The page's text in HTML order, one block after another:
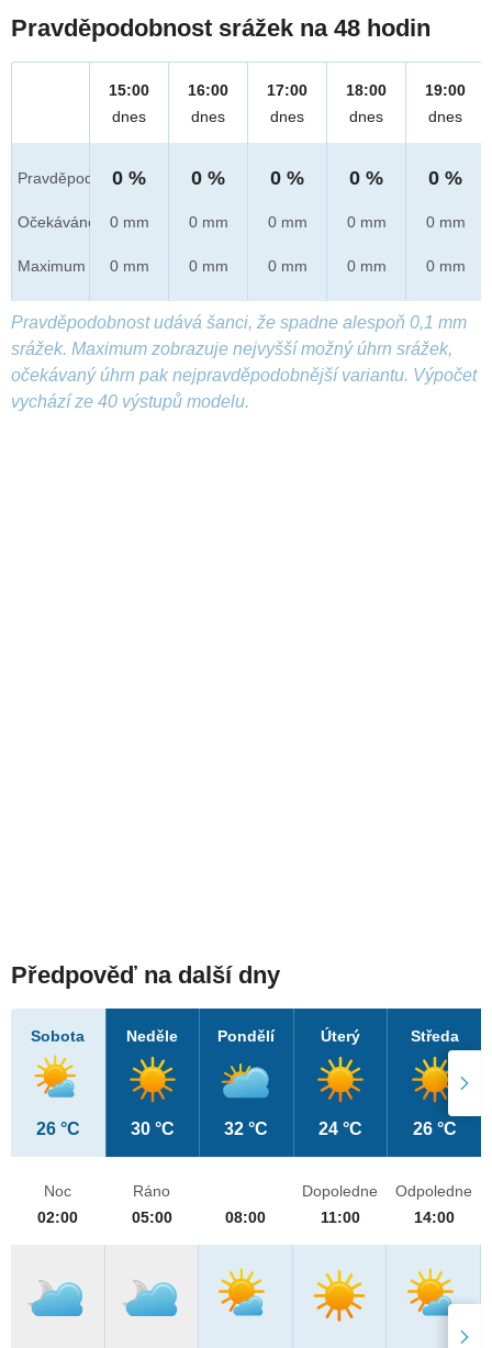
Pravděpodobnost srážek na 48 hodin
Pravděpod.
Očekáváno
Maximum
15:00
dnes
0 %
0 mm
0 mm
16:00
dnes
0 %
0 mm
0 mm
17:00
dnes
0 %
0 mm
0 mm
18:00
dnes
0 %
0 mm
0 mm
19:00
dnes
0 %
0 mm
0 mm
Pravděpodobnost udává šanci, že spadne alespoň 0,1 mm
srážek. Maximum zobrazuje nejvyšší možný úhrn srážek,
očekávaný úhrn pak nejpravděpodobnější variantu. Výpočet
vychází ze 40 výstupů modelu.
Předpověď na další dny
Sobota
26 °C
Neděle
30 °C
Pondělí
32 °C
Úterý
24 °C
Středa
26 °C
Noc
02:00
Ráno
05:00
08:00
Dopoledne
11:00
Odpoledne
14:00